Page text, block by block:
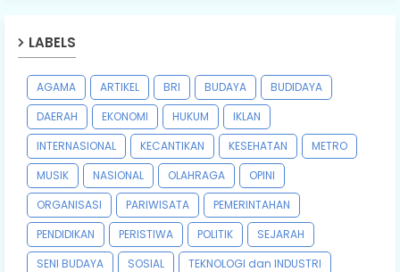
LABELS
AGAMA ARTIKEL BRI BUDAYA
BUDIDAYA
DAERAH
EKONOMI HUKUM
IKLAN
INTERNASIONAL
KECANTIKAN KESEHATAN
METRO
MUSIK
NASIONAL OLAHRAGA
OPINI
ORGANISASI
PARIWISATA
PEMERINTAHAN
PENDIDIKAN
PERISTIWA POLITIK
SEJARAH
SENI BUDAYA
SOSIAL
TEKNOLOGI dan INDUSTRI